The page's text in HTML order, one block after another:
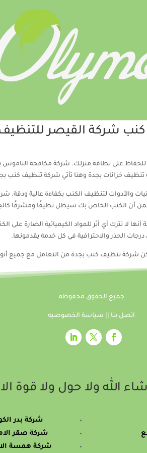
شركة القيصر
على نظافة منزلك. شركة مكافحة الناموس
خزانات بجدة وهنا تأتي شركة تنظيف كنب
والأدوات لتنظيف الكنب بكفاءة عالية
أن الكنب الخاص بك سيظل نظيفًا ومشرقًا
لا تترك أي أثر للمواد الكيميائية الضارة
الحذر والاحترافية في كل خدمة يقدمونها.
شركة تنظيف كنب بجدة من التعامل مع جميع
جميع الحقوق محفوظه
اتصل بنا سياسة الخصوصيه
الله ولا حول ولا قوة الا
شركة بدر
شركة صقر
شركة همسة